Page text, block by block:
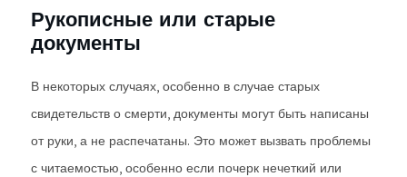
Рукописные или старые
документы
В некоторых случаях, особенно в случае старых
свидетельств о смерти, документы могут быть написаны
от руки, а не распечатаны. Это может вызвать проблемы
с читаемостью, особенно если почерк нечеткий или